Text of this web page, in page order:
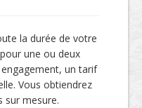
la durée de votre
une ou deux
un tarif
Vous obtiendrez
sur mesure.